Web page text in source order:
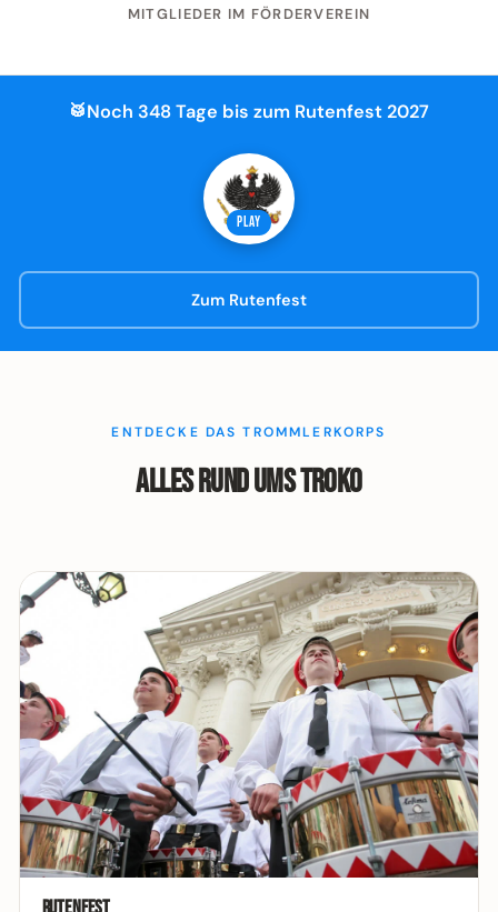
MITGLIEDER IM FÖRDERVEREIN
🥁Noch 348 Tage bis zum Rutenfest 2027
PLAY
Zum Rutenfest
ENTDECKE DAS TROMMLERKORPS
Alles rund ums Troko